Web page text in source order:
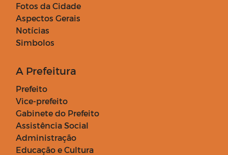
Fotos da Cidade
Aspectos Gerais
Notícias
Simbolos
A Prefeitura
Prefeito
Vice-prefeito
Gabinete do Prefeito
Assistência Social
Administração
Educação e Cultura